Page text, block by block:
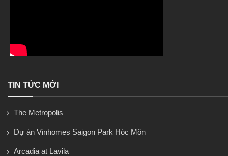
TIN TỨC MỚI
The Metropolis
Dự án Vinhomes Saigon Park Hóc Môn
Arcadia at Lavila